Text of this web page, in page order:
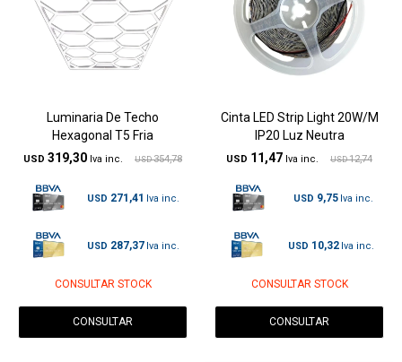
Luminaria De Techo
Hexagonal T5 Fria
USD 319,30 USD 354,78
USD 271,41
USD 287,37
CONSULTAR STOCK
CONSULTAR
Cinta LED Strip Light 20W/M
IP20 Luz Neutra
USD 11,47 USD 12,74
USD 9,75
USD 10,32
CONSULTAR STOCK
CONSULTAR